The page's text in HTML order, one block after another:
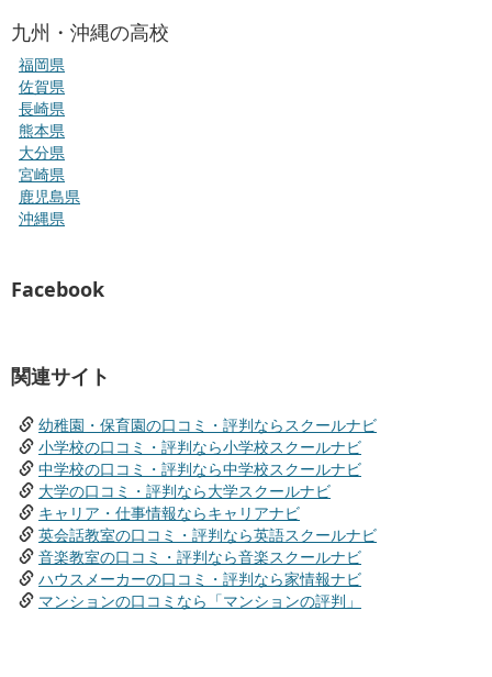
九州・沖縄の高校
福岡県
佐賀県
長崎県
熊本県
大分県
宮崎県
鹿児島県
沖縄県
Facebook
関連サイト
幼稚園・保育園の口コミ・評判ならスクールナビ
小学校の口コミ・評判なら小学校スクールナビ
中学校の口コミ・評判なら中学校スクールナビ
大学の口コミ・評判なら大学スクールナビ
キャリア・仕事情報ならキャリアナビ
英会話教室の口コミ・評判なら英語スクールナビ
音楽教室の口コミ・評判なら音楽スクールナビ
ハウスメーカーの口コミ・評判なら家情報ナビ
マンションの口コミなら「マンションの評判」